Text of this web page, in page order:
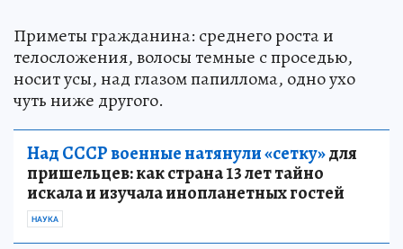
Приметы гражданина: среднего роста и
телосложения, волосы темные с проседью,
носит усы, над глазом папиллома, одно ухо
чуть ниже другого.
Над СССР военные натянули «сетку»для
пришельцев: как страна 13 лет тайно
искала и изучала инопланетных гостей
НАУКА